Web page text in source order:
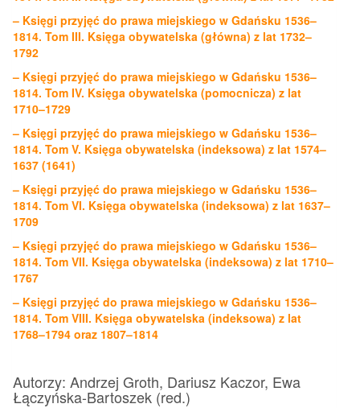
– Księgi przyjęć do prawa miejskiego w Gdańsku 1536–
1814. Tom III. Księga obywatelska (główna) z lat 1732–
1792
– Księgi przyjęć do prawa miejskiego w Gdańsku 1536–
1814. Tom IV. Księga obywatelska (pomocnicza) z lat
1710–1729
– Księgi przyjęć do prawa miejskiego w Gdańsku 1536–
1814. Tom V. Księga obywatelska (indeksowa) z lat 1574–
1637 (1641)
– Księgi przyjęć do prawa miejskiego w Gdańsku 1536–
1814. Tom VI. Księga obywatelska (indeksowa) z lat 1637–
1709
– Księgi przyjęć do prawa miejskiego w Gdańsku 1536–
1814. Tom VII. Księga obywatelska (indeksowa) z lat 1710–
1767
– Księgi przyjęć do prawa miejskiego w Gdańsku 1536–
1814. Tom VIII. Księga obywatelska (indeksowa) z lat
1768–1794 oraz 1807–1814
Autorzy: Andrzej Groth, Dariusz Kaczor, Ewa
Łączyńska-Bartoszek (red.)